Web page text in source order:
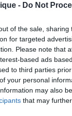
- Do Not
of the sale,
for targeted
Please note that
based ads
to third parties
your personal
may also
that may